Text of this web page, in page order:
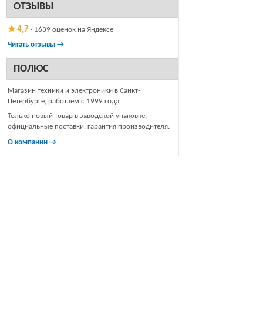
ОТЗЫВЫ
★ 4,7 · 1639 оценок на Яндексе
Читать отзывы →
ПОЛЮС
Магазин техники и электроники в Санкт-
Петербурге, работаем с 1999 года.
Только новый товар в заводской упаковке,
официальные поставки, гарантия производителя.
О компании →